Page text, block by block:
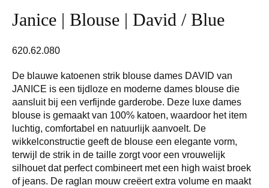
Janice | Blouse | David / Blue
620.62.080
De blauwe katoenen strik blouse dames DAVID van
JANICE is een tijdloze en moderne dames blouse die
aansluit bij een verfijnde garderobe. Deze luxe dames
blouse is gemaakt van 100% katoen, waardoor het item
luchtig, comfortabel en natuurlijk aanvoelt. De
wikkelconstructie geeft de blouse een elegante vorm,
terwijl de strik in de taille zorgt voor een vrouwelijk
silhouet dat perfect combineert met een high waist broek
of jeans. De raglan mouw creëert extra volume en maakt